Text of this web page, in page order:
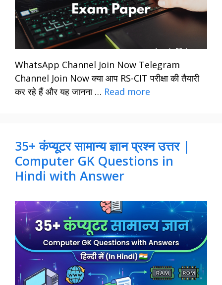
WhatsApp Channel Join Now Telegram
Channel Join Now क्या आप RS-CIT परीक्षा की तैयारी
कर रहे हैं और यह जानना … Read more
35+ कंप्यूटर सामान्य ज्ञान प्रश्न उत्तर |
Computer GK Questions in
Hindi with Answer